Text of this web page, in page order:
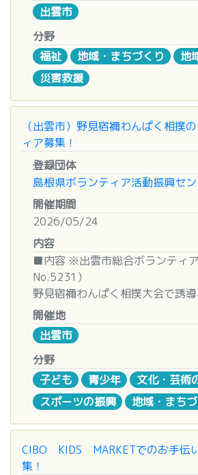
⑥第６パッキング ７月１７日(金)
６：３０ いきいきプラザ 体育室
※高齢者住宅ふらここ（佐草町字
1）は、介護医療院「虹」西隣り
※①～⑥ 終了時間はめやすとな
※パッキングの会場は、駐車場が
で、職場等から複数の参加の場合
乗り乗車での参加を希望します。
■締切
２０２６ 年 6 月 ２３ 日 (火) （厳
特定非営利活動法人フードバン
元気便」事務局
〒690-0017 松江市西津田３－５
がりセンター内
TEL：0852-67-7350／FAX：
E-mail:attakagenkibin@gmail.com
・タオル
・トング(素手で拾いたくない場合)
・お水
（以下はご準備頂ける方だけで構
＊ゴミ袋はこちらで準備いまし
＊悪天候の場合は中止とし、翌
いたします。当日朝4時ごろに、
内いたします。
■留意事項
・参加に事前連絡は不要です。た
がある場合、１０名以上など団体
加される場合等は、下記お問合せ
さい。
・中止等の連絡はFacebookで行
詳細についてはFacebookでご確
・初心者の方には、初めのところ
ンテーション（ゴミ拾いの仕方や
います。
■お問い合わせ先
イベント主催者：安部 紀江
イベントについては
■活動日時
①令和８年５月２３日（土） １３
００
②令和８年５月２４日（日） １
００
■活動場所
①キララ多岐集合
②多伎いちじく温泉隣のゲートボ
■人数
■締め切り
５月２２日（金）
■その他
・事前連絡あり。
・動きやすい服装でお願いいたし
物は各自でご準備ください。
■お問い合わせ先
出雲市総合ボランティアセンター
島根県出雲市松寄下町７０３－１
TEL（０８５３）２１-５４００
※土日もＯＫ♪（朝９時～夕６時
出雲市
分野
福祉
地域・まちづくり
地
災害救援
（出雲市）野見宿禰わんぱく相撲
ィア募集！
登録団体
島根県ボランティア活動振興セ
開催期間
2026/05/24
内容
■内容 ※出雲市総合ボランティ
No.5231）
野見宿禰わんぱく相撲大会で誘
ものお世話の補助をしてくださる
を募集しています！
■活動日時
令和８年５月２４日（日） ７：
頃
※午前、午後でもOK！
神苑相撲場（出雲大社）
開催地
出雲市
分野
子ども
青少年
文化・芸術
スポーツの振興
地域・まち
CIBO KIDS MARKETでのお手伝
集！